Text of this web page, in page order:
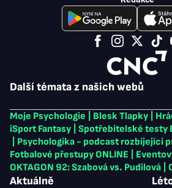
Další témata z našich webů
Moje Psychologie Blesk Tlapky
iSport Fantasy
Spotřebitelské testy
Psychologika - podcast rozbíjející
Fotbalové přestupy ONLINE
OKTAGON 92: Szabová vs. Pudilová
Aktuálně